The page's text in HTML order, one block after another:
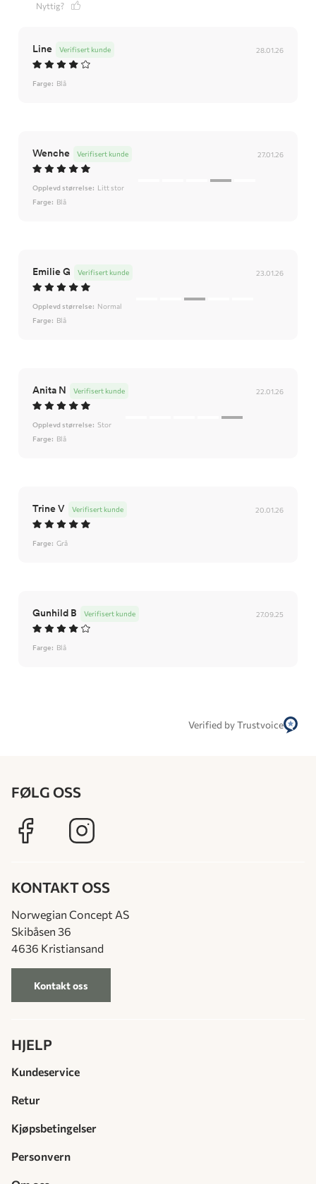
Nyttig?
Line 28.01.26
Verifisert kunde
Farge: Blå
Wenche 27.01.26
Verifisert kunde
Opplevd størrelse: Litt stor
Farge: Blå
Emilie G 23.01.26
Verifisert kunde
Opplevd størrelse: Normal
Farge: Blå
Anita N 22.01.26
Verifisert kunde
Opplevd størrelse: Stor
Farge: Blå
Trine V 20.01.26
Verifisert kunde
Farge: Grå
Gunhild B 27.09.25
Verifisert kunde
Farge: Blå
Verified by Trustvoice
FØLG OSS
KONTAKT OSS
Norwegian Concept AS
Skibåsen 36
4636 Kristiansand
Kontakt oss
HJELP
Kundeservice
Retur
Kjøpsbetingelser
Personvern